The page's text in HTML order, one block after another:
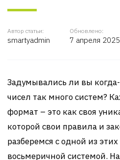
Автор статьи:
smartyadmin
Обновлено:
7 апреля 2025
Задумывались ли вы
чисел так много систем?
формат – это как своя
которой свои правила и
разберемся с одной из
восьмеричной системой.